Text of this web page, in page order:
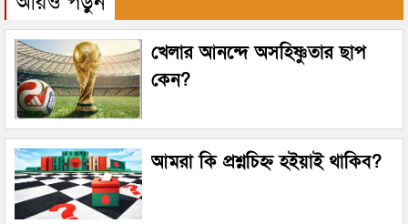
খেলার আনন্দে অসহিষ্ণুতার ছাপ
কেন?
আমরা কি প্রশ্নচিহ্ন হইয়াই থাকিব?